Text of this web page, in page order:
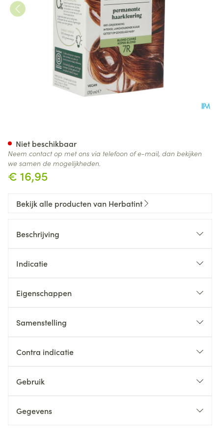
€ 16,95
Niet beschikbaar
Neem contact op met ons via telefoon of e-mail, dan bekijken
we samen de mogelijkheden.
Bekijk alle producten van Herbatint
Beschrijving
Indicatie
Eigenschappen
Samenstelling
Contra indicatie
Gebruik
Gegevens